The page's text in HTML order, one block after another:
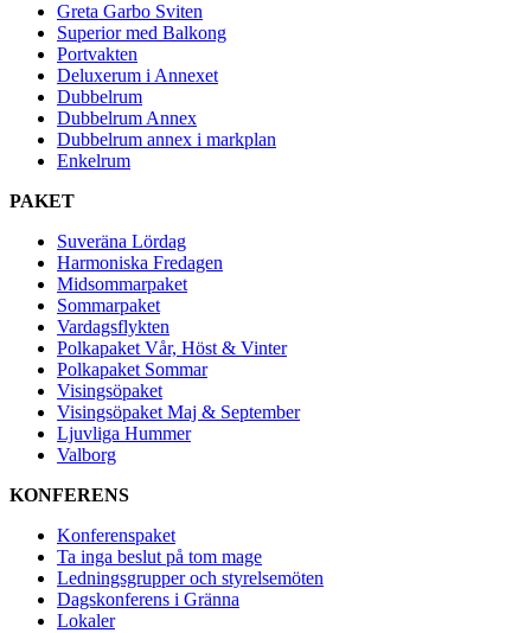
Greta Garbo Sviten
Superior med Balkong
Portvakten
Deluxerum i Annexet
Dubbelrum
Dubbelrum Annex
Dubbelrum annex i markplan
Enkelrum
PAKET
Suveräna Lördag
Harmoniska Fredagen
Midsommarpaket
Sommarpaket
Vardagsflykten
Polkapaket Vår, Höst & Vinter
Polkapaket Sommar
Visingsöpaket
Visingsöpaket Maj & September
Ljuvliga Hummer
Valborg
KONFERENS
Konferenspaket
Ta inga beslut på tom mage
Ledningsgrupper och styrelsemöten
Dagskonferens i Gränna
Lokaler